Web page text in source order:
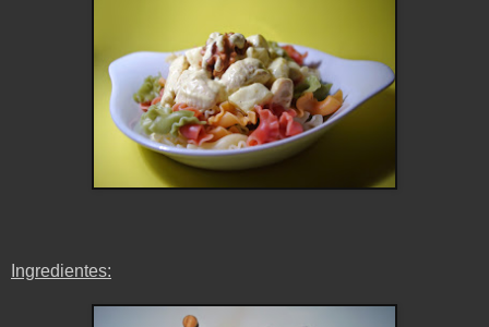
Ingredientes: